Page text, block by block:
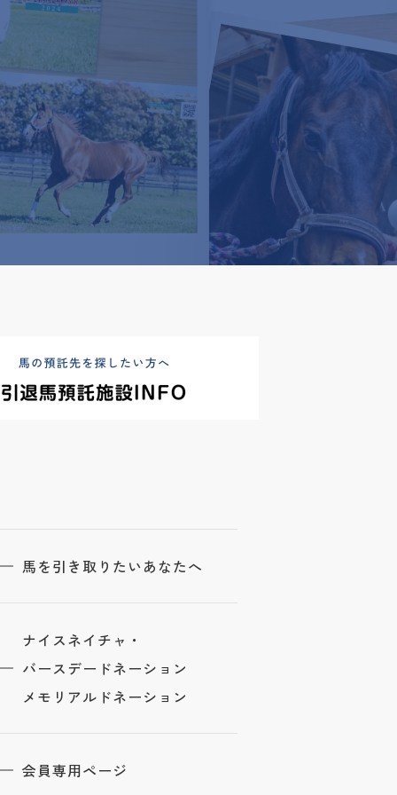
馬を引き取りたいあなたへ
ナイスネイチャ・
バースデードネーション
メモリアルドネーション
会員専用ページ